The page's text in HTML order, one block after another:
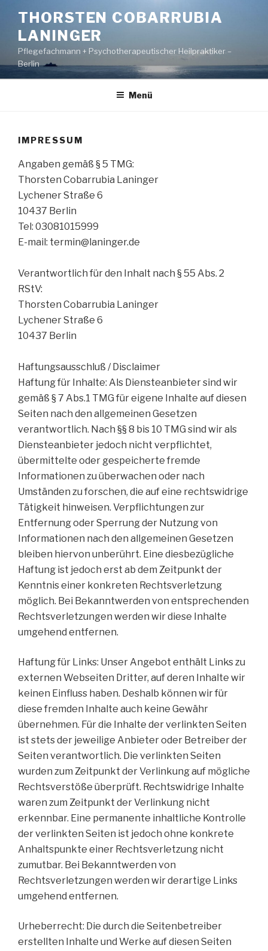
Inhalt
springen
THORSTEN COBARRUBIA
LANINGER
Pflegefachmann + Psychotherapeutischer Heilpraktiker –
Berlin
Menü
IMPRESSUM
Angaben gemäß § 5 TMG:
Thorsten Cobarrubia Laninger
Lychener Straße 6
10437 Berlin
Tel: 03081015999
E-mail: termin@laninger.de
Verantwortlich für den Inhalt nach § 55 Abs. 2
RStV:
Thorsten Cobarrubia Laninger
Lychener Straße 6
10437 Berlin
Haftungsausschluß / Disclaimer
Haftung für Inhalte: Als Diensteanbieter sind wir
gemäß § 7 Abs.1 TMG für eigene Inhalte auf diesen
Seiten nach den allgemeinen Gesetzen
verantwortlich. Nach §§ 8 bis 10 TMG sind wir als
Diensteanbieter jedoch nicht verpflichtet,
übermittelte oder gespeicherte fremde
Informationen zu überwachen oder nach
Umständen zu forschen, die auf eine rechtswidrige
Tätigkeit hinweisen. Verpflichtungen zur
Entfernung oder Sperrung der Nutzung von
Informationen nach den allgemeinen Gesetzen
bleiben hiervon unberührt. Eine diesbezügliche
Haftung ist jedoch erst ab dem Zeitpunkt der
Kenntnis einer konkreten Rechtsverletzung
möglich. Bei Bekanntwerden von entsprechenden
Rechtsverletzungen werden wir diese Inhalte
umgehend entfernen.
Haftung für Links: Unser Angebot enthält Links zu
externen Webseiten Dritter, auf deren Inhalte wir
keinen Einfluss haben. Deshalb können wir für
diese fremden Inhalte auch keine Gewähr
übernehmen. Für die Inhalte der verlinkten Seiten
ist stets der jeweilige Anbieter oder Betreiber der
Seiten verantwortlich. Die verlinkten Seiten
wurden zum Zeitpunkt der Verlinkung auf mögliche
Rechtsverstöße überprüft. Rechtswidrige Inhalte
waren zum Zeitpunkt der Verlinkung nicht
erkennbar. Eine permanente inhaltliche Kontrolle
der verlinkten Seiten ist jedoch ohne konkrete
Anhaltspunkte einer Rechtsverletzung nicht
zumutbar. Bei Bekanntwerden von
Rechtsverletzungen werden wir derartige Links
umgehend entfernen.
Urheberrecht: Die durch die Seitenbetreiber
erstellten Inhalte und Werke auf diesen Seiten